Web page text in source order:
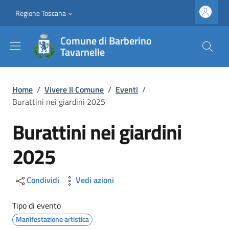
Slim top
Regione Toscana
Comune di Barberino
Tavarnelle
Briciole di pane
Home / Vivere Il Comune / Eventi /
Burattini nei giardini 2025
Burattini nei giardini
2025
Condividi Vedi azioni
Tipo di evento
Manifestazione artistica